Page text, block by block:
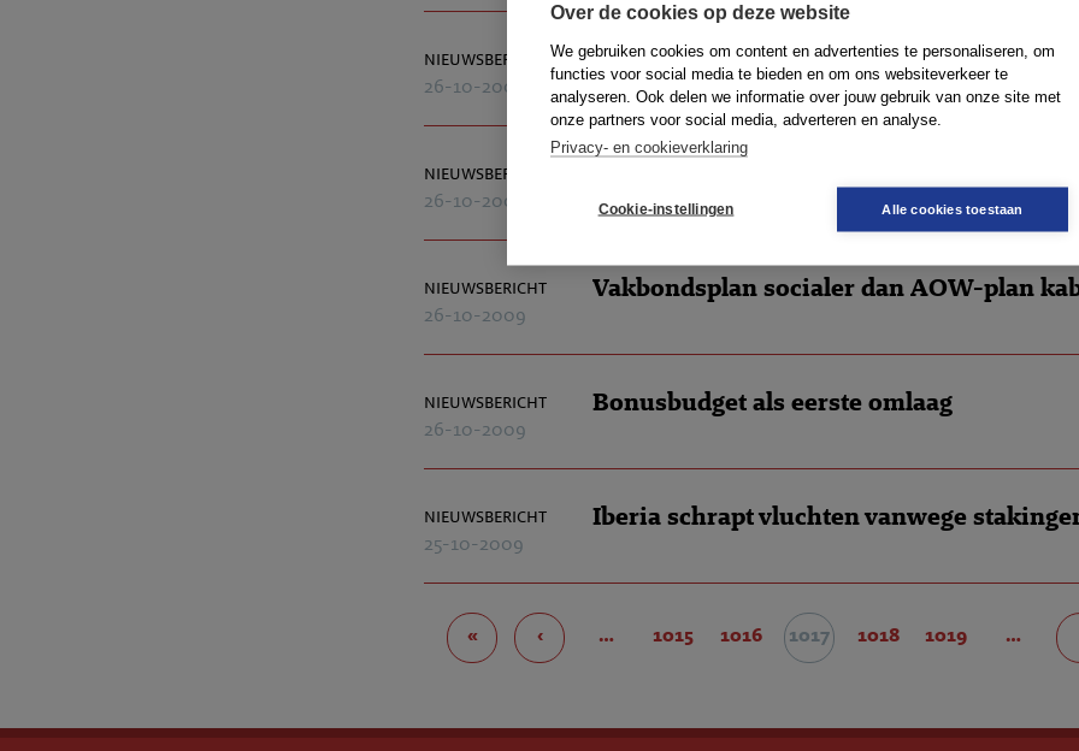
Over de cookies op deze website
We gebruiken cookies om content en advertenties te personaliseren, om
functies voor social media te bieden en om ons websiteverkeer te
analyseren. Ook delen we informatie over jouw gebruik van onze site met
onze partners voor social media, adverteren en analyse.
Privacy- en cookieverklaring
Cookie-instellingen Alle cookies toestaan
nieuwsbericht
26-10-2009
Bos vol vertrouwen naar AOW-
nieuwsbericht
26-10-2009
nieuwsbericht
26-10-2009
Vakbondsplan socialer dan AOW-plan
nieuwsbericht
26-10-2009
Bonusbudget als eerste omlaag
nieuwsbericht
25-10-2009
Iberia schrapt vluchten vanwege
« ‹ … 1015 1016 1017 1018 1019 …